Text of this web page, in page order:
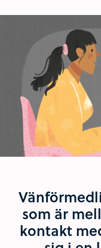
som är
kontakt